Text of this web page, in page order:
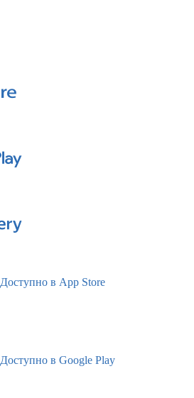
Доступно в App Store
Доступно в Google Play